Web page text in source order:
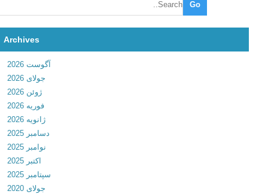
n
d
r
d
F
U
L
2
Archives
آگوست 2026
جولای 2026
ژوئن 2026
فوریه 2026
ژانویه 2026
دسامبر 2025
نوامبر 2025
سپتامبر 2025
جولای 2020